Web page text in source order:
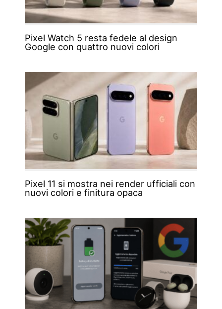
Pixel Watch 5 resta fedele al design
Google con quattro nuovi colori
Pixel 11 si mostra nei render ufficiali con
nuovi colori e finitura opaca